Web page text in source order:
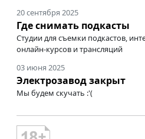
20 сентября 2025
Где снимать подкасты
Студии для съемки подкастов,
онлайн-курсов и трансляций
03 июня 2025
Электрозавод закрыт
Мы будем скучать :'(